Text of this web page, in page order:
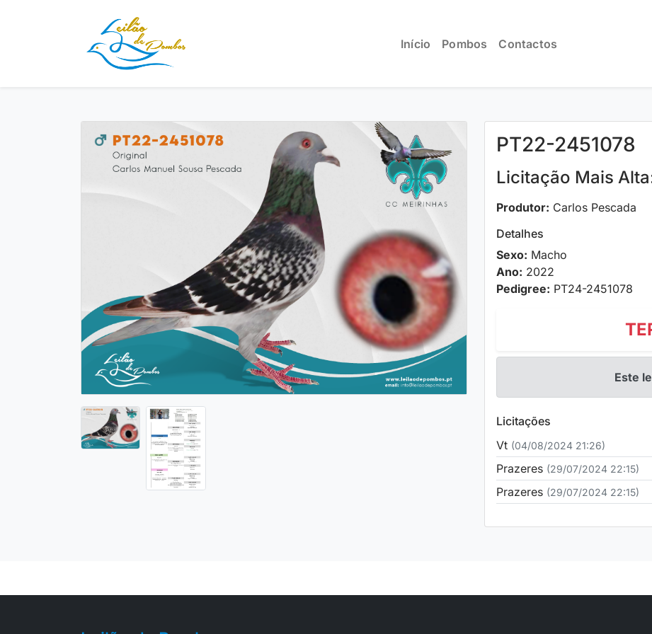
Início Pombos Contactos
PT22-2451078
Licitação Mais
Produtor: Carlos Pescada
Detalhes
Sexo: Macho
Ano: 2022
Pedigree: PT24-2451078
Este
Licitações
Vt (04/08/2024 21:26)
Prazeres (29/07/2024 22:15)
Prazeres (29/07/2024 22:15)